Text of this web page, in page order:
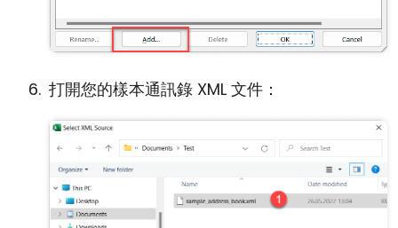
打開您的樣本通訊錄 XML 文件：